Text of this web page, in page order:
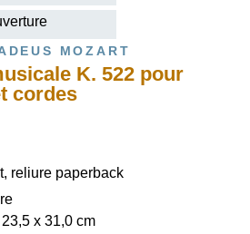
MOZART
K. 522 pour
cordes
reliure paperback
x 31,0 cm